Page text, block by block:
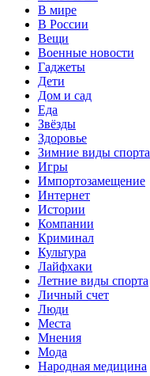
В мире
В России
Вещи
Военные новости
Гаджеты
Дети
Дом и сад
Еда
Звёзды
Здоровье
Зимние виды спорта
Игры
Импортозамещение
Интернет
Истории
Компании
Криминал
Культура
Лайфхаки
Летние виды спорта
Личный счет
Люди
Места
Мнения
Мода
Народная медицина